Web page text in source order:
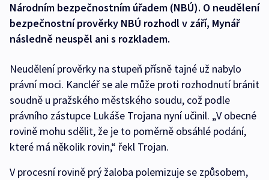
Národním bezpečnostním úřadem (NBÚ). O neudělení
bezpečnostní prověrky NBÚ rozhodl v září, Mynář
následně neuspěl ani s rozkladem.
Neudělení prověrky na stupeň přísně tajné už nabylo
právní moci. Kancléř se ale může proti rozhodnutí bránit
soudně u pražského městského soudu, což podle
právního zástupce Lukáše Trojana nyní učinil. „V obecné
rovině mohu sdělit, že je to poměrně obsáhlé podání,
které má několik rovin,“ řekl Trojan.
V procesní rovině prý žaloba polemizuje se způsobem,